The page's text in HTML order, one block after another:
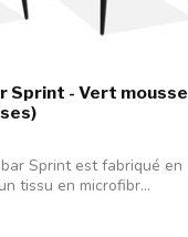
Sprint - Vert mousse
Sprint est fabriqué en
tissu en microfibr...